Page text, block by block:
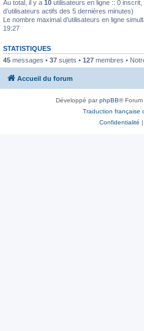
Au total, il y a 10 utilisateurs en ligne :: 0
d’utilisateurs actifs des 5 dernières minutes)
Le nombre maximal d’utilisateurs en ligne
19:27
STATISTIQUES
45 messages • 37 sujets • 127 membres •
Accueil du forum
Développé parphpBB®
Traduction française
Confidentialité |